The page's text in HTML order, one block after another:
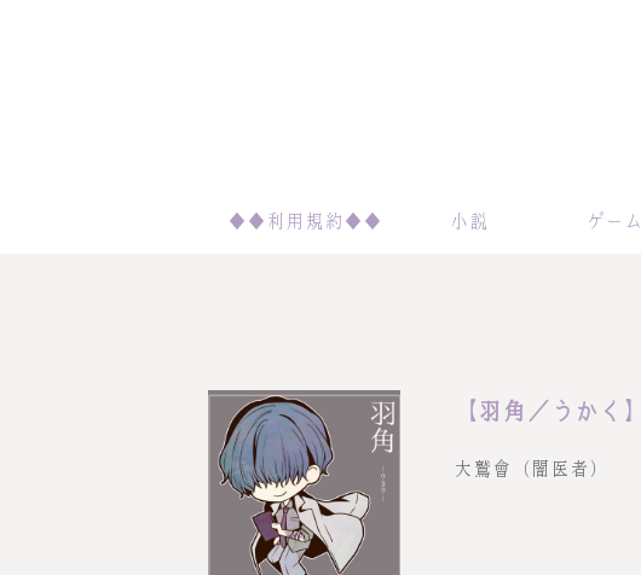
◆◆利用規約◆◆ 小説 ゲーム
【羽角／うかく】
大鷲會（闇医者）